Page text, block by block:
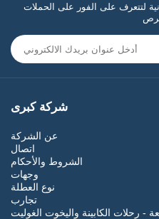
لتتعرف على الفور على الحملات
شركة كبرى
عن الشركة
اتصال
الشروط والأحكام
وجهات
نوع العطلة
تجارب
- رحلات الكابينة واليخوت الغوليت